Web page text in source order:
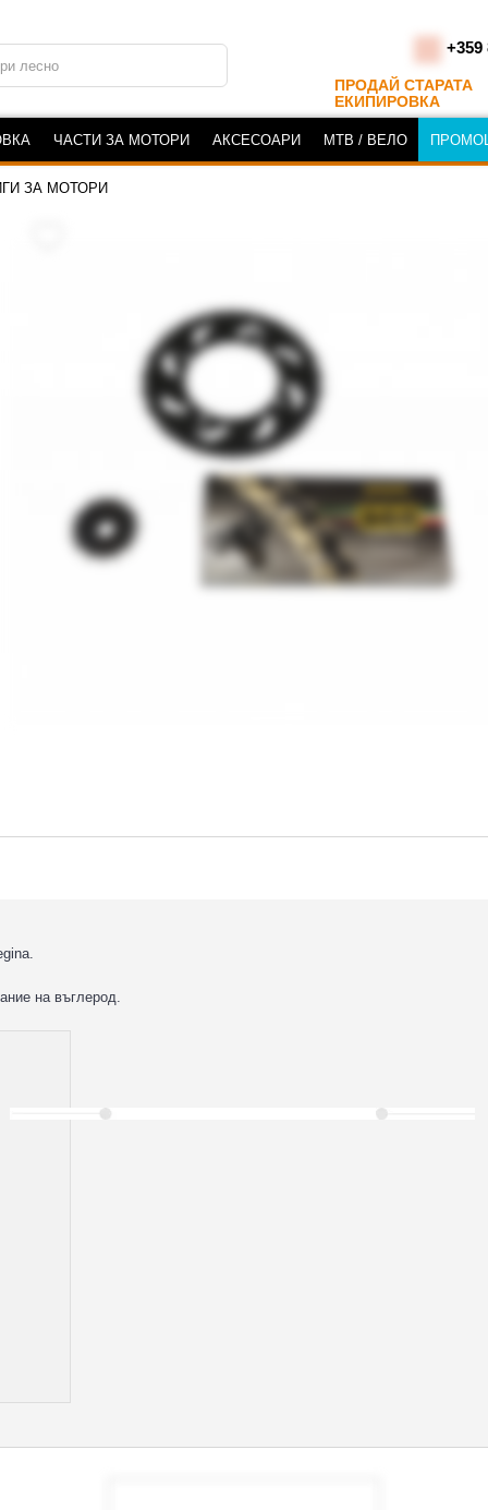
+359
ПРОДАЙ СТАРАТА
ЕКИПИРОВКА
ЧАСТИ ЗА МОТОРИ АКСЕСОАРИ MTB / ВЕЛО
ЗА МОТОРИ
на въглерод.